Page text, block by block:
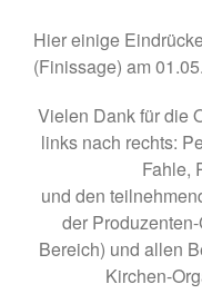
Hier einige
(Finissage) am
Vielen Dank für die
links nach rechts:
Fahle,
und den
der
Bereich) und allen
Kirchen-